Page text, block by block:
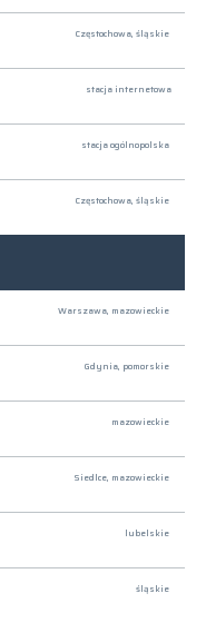
Częstochowa, śląskie
stacja internetowa
stacja ogólnopolska
Częstochowa, śląskie
Warszawa, mazowieckie
Gdynia, pomorskie
mazowieckie
Siedlce, mazowieckie
lubelskie
śląskie